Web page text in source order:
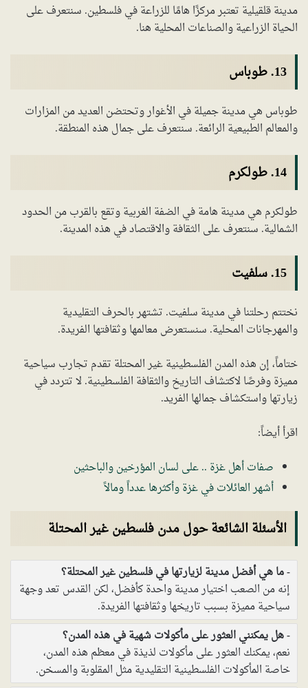
مدينة قلقيلية تعتبر مركزًا هامًا للزراعة في فلسطين. سنتعرف على
الحياة الزراعية والصناعات المحلية هنا.
13. طوباس
طوباس هي مدينة جميلة في الأغوار وتحتضن العديد من المزارات
والمعالم الطبيعية الرائعة. سنتعرف على جمال هذه المنطقة.
14. طولكرم
طولكرم هي مدينة هامة في الضفة الغربية وتقع بالقرب من الحدود
الشمالية. سنتعرف على الثقافة والاقتصاد في هذه المدينة.
15. سلفيت
نختتم رحلتنا في مدينة سلفيت. تشتهر بالحرف التقليدية
والمهرجانات المحلية. سنستعرض معالمها وثقافتها الفريدة.
ختاماً، إن هذه المدن الفلسطينية غير المحتلة تقدم تجارب سياحية
مميزة وفرصًا لاكتشاف التاريخ والثقافة الفلسطينية. لا تتردد في
زيارتها واستكشاف جمالها الفريد.
اقرأ أيضاً:
صفات أهل غزة .. على لسان المؤرخين والباحثين
أشهر العائلات في غزة وأكثرها عدداً ومالاً
الأسئلة الشائعة حول مدن فلسطين غير المحتلة
ما هي أفضل مدينة لزيارتها في فلسطين غير المحتلة؟
إنه من الصعب اختيار مدينة واحدة كأفضل، لكن القدس تعد وجهة
سياحية مميزة بسبب تاريخها وثقافتها الفريدة.
هل يمكنني العثور على مأكولات شهية في هذه المدن؟
نعم، يمكنك العثور على مأكولات لذيذة في معظم هذه المدن،
خاصة المأكولات الفلسطينية التقليدية مثل المقلوبة والمسخن.